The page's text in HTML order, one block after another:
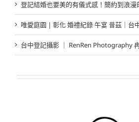
登記結婚也要美的有儀式感！簡約到浪
唯愛庭園 | 彰化 婚禮紀錄 午宴 昔茲｜台
台中登記攝影 ｜ RenRen Photography